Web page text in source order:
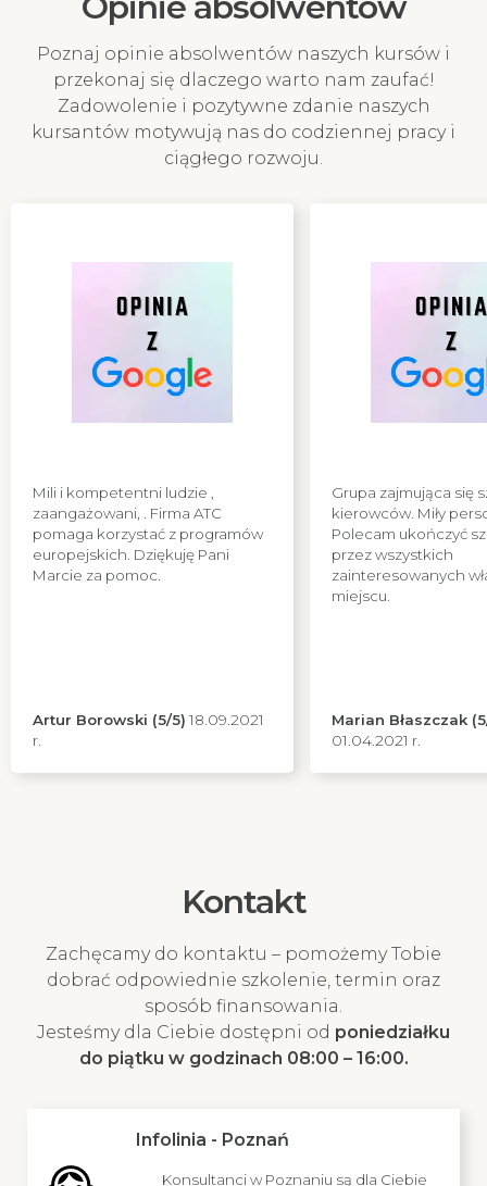
Poznaj opinie absolwentów naszych kursów i
przekonaj się dlaczego warto nam zaufać!
Zadowolenie i pozytywne zdanie naszych
kursantów motywują nas do codziennej pracy i
ciągłego rozwoju.
Mili i kompetentni ludzie ,
zaangażowani, . Firma ATC
pomaga korzystać z programów
europejskich. Dziękuję Pani
Marcie za pomoc.
Artur Borowski (5/5) 18.09.2021
r.
Grupa zajmująca się
kierowców. Miły
Polecam ukończyć
przez wszystkich
zainteresowanych
miejscu.
Marian Błaszczak
01.04.2021 r.
Kontakt
Zachęcamy do kontaktu – pomożemy Tobie
dobrać odpowiednie szkolenie, termin oraz
sposób finansowania.
Jesteśmy dla Ciebie dostępni od poniedziałku
do piątku w godzinach 08:00 – 16:00.
Infolinia - Poznań
Konsultanci w Poznaniu są dla Ciebie